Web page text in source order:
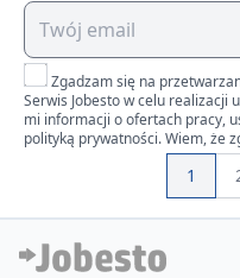
Zgadzam się na
Serwis Jobesto w celu realizacji
mi informacji o ofertach pracy,
polityką prywatności. Wiem, że
1